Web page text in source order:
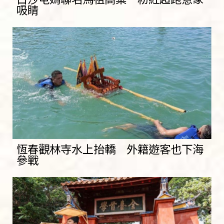
吸睛
恆春觀林寺水上抬轎 外籍遊客也下海
參戰